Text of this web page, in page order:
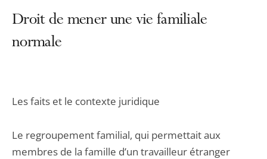
Droit de mener une vie familiale
normale
Les faits et le contexte juridique
Le regroupement familial, qui permettait aux
membres de la famille d’un travailleur étranger